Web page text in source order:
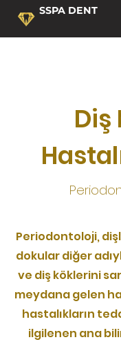
SSPA DENT
Diş
Periodontoloji,
dokular diğer
ve diş köklerini
meydana gelen
hastalıkların
ilgilenen ana